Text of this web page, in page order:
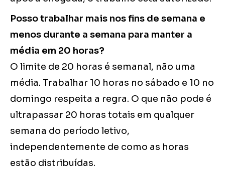
Posso trabalhar mais nos fins de semana e
menos durante a semana para manter a
média em 20 horas?
O limite de 20 horas é semanal, não uma
média. Trabalhar 10 horas no sábado e 10 no
domingo respeita a regra. O que não pode é
ultrapassar 20 horas totais em qualquer
semana do período letivo,
independentemente de como as horas
estão distribuídas.